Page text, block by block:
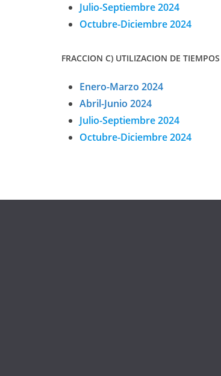
Julio-Septiembre 2024
Octubre-Diciembre 2024
FRACCION C) UTILIZACION DE
Enero-Marzo 2024
Abril-Junio 2024
Julio-Septiembre 2024
Octubre-Diciembre 2024